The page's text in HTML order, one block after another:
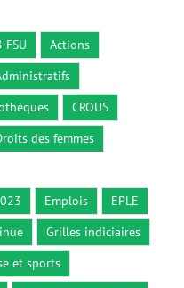
Actions
CROUS
des femmes
Emplois
EPLE
Grilles indiciaires
et sports